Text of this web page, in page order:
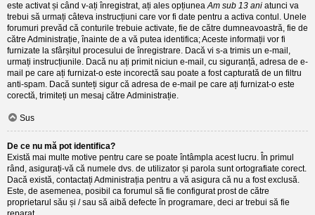
este activat și când v-ați înregistrat, ați ales opțiuneaAm sub 13 ani atunci va
trebui să urmați câteva instrucțiuni care vor fi date pentru a activa contul. Unele
forumuri prevăd că conturile trebuie activate, fie de către dumneavoastră, fie de
către Administrație, înainte de a vă putea identifica; Aceste informații vor fi
furnizate la sfârșitul procesului de înregistrare. Dacă vi s-a trimis un e-mail,
urmați instrucțiunile. Dacă nu ați primit niciun e-mail, cu siguranță, adresa de e-
mail pe care ați furnizat-o este incorectă sau poate a fost capturată de un filtru
anti-spam. Dacă sunteți sigur că adresa de e-mail pe care ați furnizat-o este
corectă, trimiteți un mesaj către Administrație.
Sus
De ce nu mă pot identifica?
Există mai multe motive pentru care se poate întâmpla acest lucru. În primul
rând, asigurați-vă că numele dvs. de utilizator și parola sunt ortografiate corect.
Dacă există, contactați Administrația pentru a vă asigura că nu a fost exclusă.
Este, de asemenea, posibil ca forumul să fie configurat prost de către
proprietarul său și / sau să aibă defecte în programare, deci ar trebui să fie